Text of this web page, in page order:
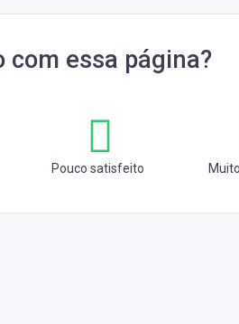
com essa página?
Pouco satisfeito